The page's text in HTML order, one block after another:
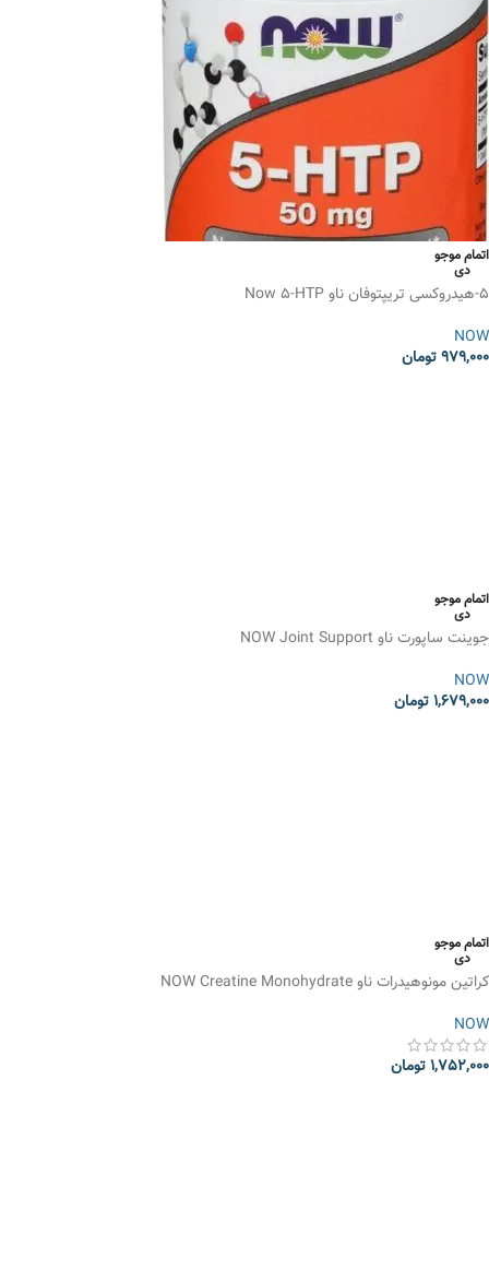
اتمام موجو
دی
5-هیدروکسی تریپتوفان ناو Now 5-HTP
NOW
979,000تومان
اتمام موجو
دی
جوینت ساپورت ناو NOW Joint Support
NOW
1,679,000تومان
اتمام موجو
دی
کراتین مونوهیدرات ناو NOW Creatine Monohydrate
NOW
1,752,000تومان